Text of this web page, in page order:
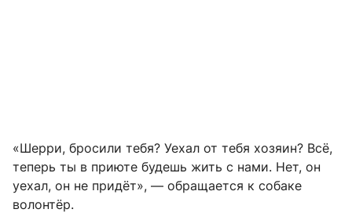
«Шерри, бросили тебя? Уехал от тебя хозяин? Всё,
теперь ты в приюте будешь жить с нами. Нет, он
уехал, он не придёт», — обращается к собаке
волонтёр.